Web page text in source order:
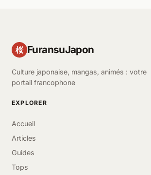
桜 FuransuJapon
Culture japonaise, mangas, animés : votre
portail francophone
EXPLORER
Accueil
Articles
Guides
Tops